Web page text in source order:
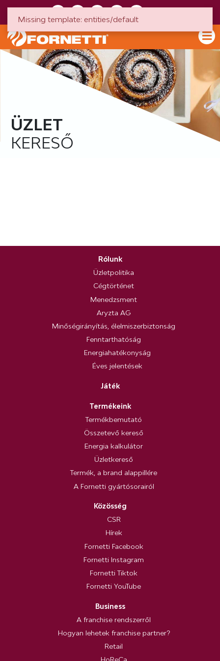
ÜZLET
KERESŐ
Rólunk
Üzletpolitika
Cégtörténet
Menedzsment
Aryzta AG
Minőségirányítás, élelmiszerbiztonság
Fenntarthatóság
Energiahatékonyság
Éves jelentések
Játék
Termékeink
Termékbemutató
Összetevő kereső
Energia kalkulátor
Üzletkereső
Termék, a brand alappillére
A Fornetti gyártósorairól
Közösség
CSR
Hírek
Fornetti Facebook
Fornetti Instagram
Fornetti Tiktok
Fornetti YouTube
Business
A franchise rendszerről
Hogyan lehetek franchise partner?
Retail
Missing template: entities/default